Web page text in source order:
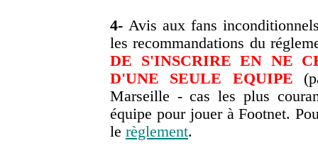
4- Avis aux fans
les recommandations du
DE S'INSCRIRE EN NE
D'UNE SEULE EQUIPE
Marseille - cas les plus
équipe pour jouer à Footnet.
le règlement.